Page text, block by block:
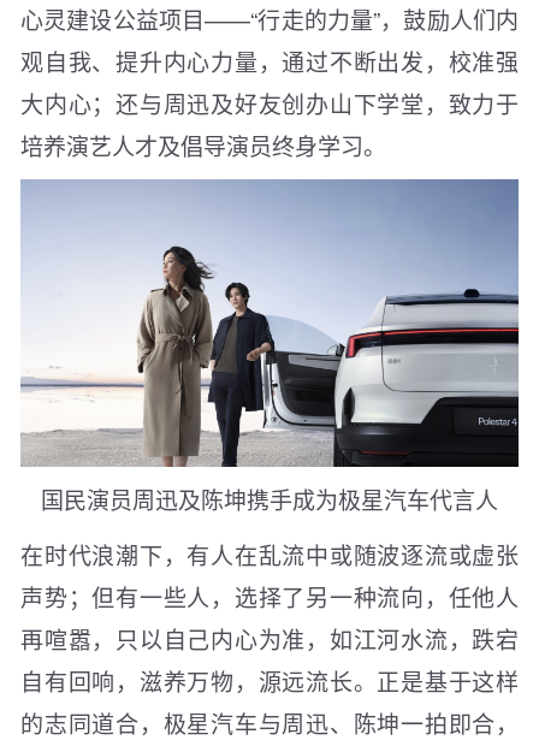
心灵建设公益项目——“行走的力量”，鼓励人们内
观自我、提升内心力量，通过不断出发，校准强
大内心；还与周迅及好友创办山下学堂，致力于
培养演艺人才及倡导演员终身学习。
国民演员周迅及陈坤携手成为极星汽车代言人
在时代浪潮下，有人在乱流中或随波逐流或虚张
声势；但有一些人，选择了另一种流向，任他人
再喧嚣，只以自己内心为准，如江河水流，跌宕
自有回响，滋养万物，源远流长。正是基于这样
的志同道合，极星汽车与周迅、陈坤一拍即合，